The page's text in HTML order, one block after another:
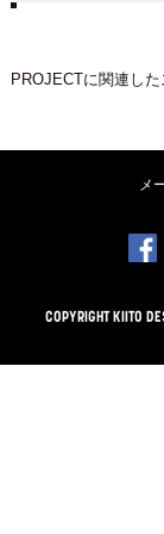
PROJECTに関連し
メ
COPYRIGHT KIITO